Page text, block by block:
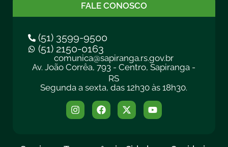
FALE CONOSCO
(51) 3599-9500
(51) 2150-0163
comunica@sapiranga.rs.gov.br
Av. João Corrêa, 793 - Centro, Sapiranga -
RS
Segunda a sexta, das 12h30 às 18h30.